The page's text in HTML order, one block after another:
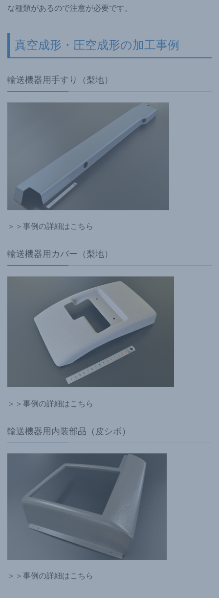
な種類があるので注意が必要です。
真空成形・圧空成形の加工事例
輸送機器用手すり（梨地）
＞＞事例の詳細はこちら
輸送機器用カバー（梨地）
＞＞事例の詳細はこちら
輸送機器用内装部品（皮シボ）
＞＞事例の詳細はこちら